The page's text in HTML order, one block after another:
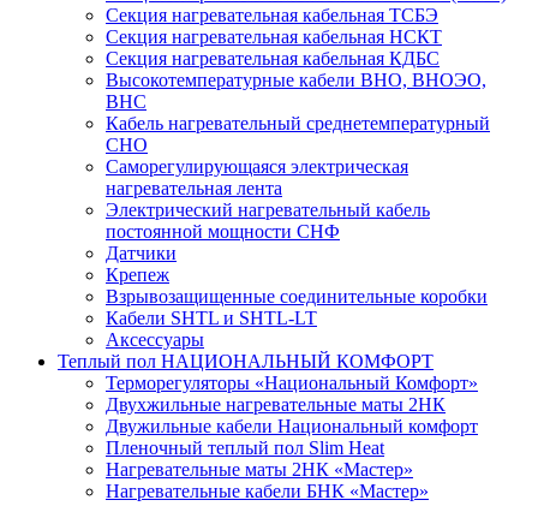
Секция нагревательная кабельная ТСБЭ
Секция нагревательная кабельная НСКТ
Секция нагревательная кабельная КДБС
Высокотемпературные кабели ВНО, ВНОЭО,
ВНС
Кабель нагревательный среднетемпературный
СНО
Саморегулирующаяся электрическая
нагревательная лента
Электрический нагревательный кабель
постоянной мощности СНФ
Датчики
Крепеж
Взрывозащищенные соединительные коробки
Кабели SHTL и SHTL-LT
Аксессуары
Теплый пол НАЦИОНАЛЬНЫЙ КОМФОРТ
Терморегуляторы «Национальный Комфорт»
Двухжильные нагревательные маты 2НК
Двужильные кабели Национальный комфорт
Пленочный теплый пол Slim Heat
Нагревательные маты 2НК «Мастер»
Нагревательные кабели БНК «Мастер»